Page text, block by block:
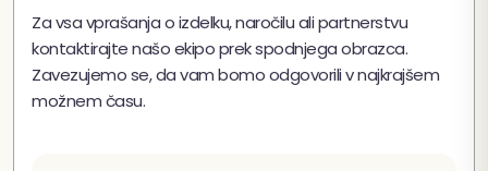
Za vsa vprašanja o izdelku, naročilu ali partnerstvu
kontaktirajte našo ekipo prek spodnjega obrazca.
Zavezujemo se, da vam bomo odgovorili v najkrajšem
možnem času.